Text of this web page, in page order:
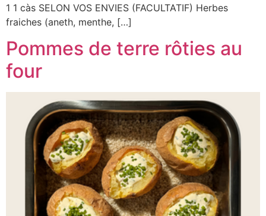
1 1 càs SELON VOS ENVIES (FACULTATIF) Herbes
fraiches (aneth, menthe, […]
Pommes de terre rôties au
four